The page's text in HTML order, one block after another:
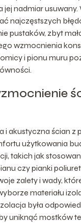
jej nadmiar usuwany.
najczęstszych
pustaków, zbyt
wzmocnienia
i pionu muru
i akustyczna ścian z
użytkowania
takich jak
czy pianki
zalety i wady,
materiału
była
uniknąć mostków